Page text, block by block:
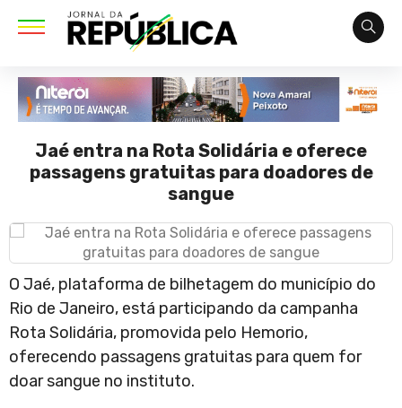
Jaé entra na Rota Solidária e oferece
passagens gratuitas para doadores de
sangue
O Jaé, plataforma de bilhetagem do município do
Rio de Janeiro, está participando da campanha
Rota Solidária, promovida pelo Hemorio,
oferecendo passagens gratuitas para quem for
doar sangue no instituto.